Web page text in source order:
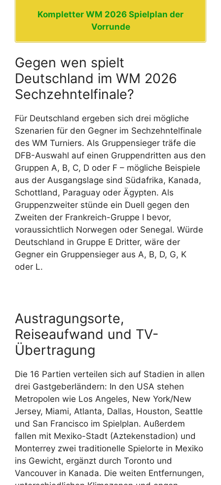
Kompletter WM 2026 Spielplan der
Vorrunde
Gegen wen spielt
Deutschland im WM 2026
Sechzehntelfinale?
Für Deutschland ergeben sich drei mögliche
Szenarien für den Gegner im Sechzehntelfinale
des WM Turniers. Als Gruppensieger träfe die
DFB-Auswahl auf einen Gruppendritten aus den
Gruppen A, B, C, D oder F – mögliche Beispiele
aus der Ausgangslage sind Südafrika, Kanada,
Schottland, Paraguay oder Ägypten. Als
Gruppenzweiter stünde ein Duell gegen den
Zweiten der Frankreich-Gruppe I bevor,
voraussichtlich Norwegen oder Senegal. Würde
Deutschland in Gruppe E Dritter, wäre der
Gegner ein Gruppensieger aus A, B, D, G, K
oder L.
Austragungsorte,
Reiseaufwand und TV-
Übertragung
Die 16 Partien verteilen sich auf Stadien in allen
drei Gastgeberländern: In den USA stehen
Metropolen wie Los Angeles, New York/New
Jersey, Miami, Atlanta, Dallas, Houston, Seattle
und San Francisco im Spielplan. Außerdem
fallen mit Mexiko-Stadt (Aztekenstadion) und
Monterrey zwei traditionelle Spielorte in Mexiko
ins Gewicht, ergänzt durch Toronto und
Vancouver in Kanada. Die weiten Entfernungen,